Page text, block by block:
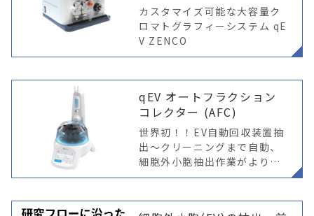
カスタマイズ可能な大容量ク
ロマトグラフィーシステム qE
V ZENCO
qEV オートフラクション
コレクター (AFC)
世界初！！EV自動回収装置抽
出～クリーニングまで自動、
細胞外小胞抽出作業がより簡
単に！ ※ qE＜AFC V2＞ より
ル分離が可能に AFC V2に